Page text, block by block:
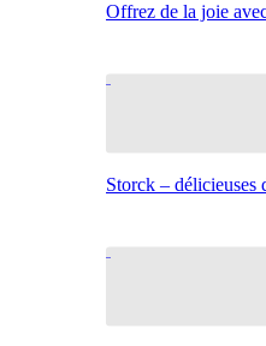
Offrez de la joie
Storck – délicieuses